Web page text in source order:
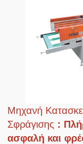
Μηχανή
Σφράγισης :
ασφαλή και